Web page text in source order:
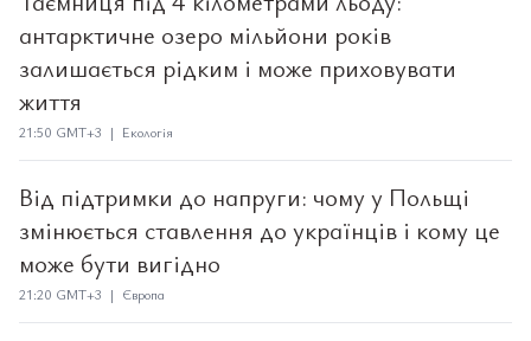
антарктичне озеро мільйони років
залишається рідким і може приховувати
життя
21:50 GMT+3 | Екологія
Від підтримки до напруги: чому у Польщі
змінюється ставлення до українців і кому це
може бути вигідно
21:20 GMT+3 | Європа